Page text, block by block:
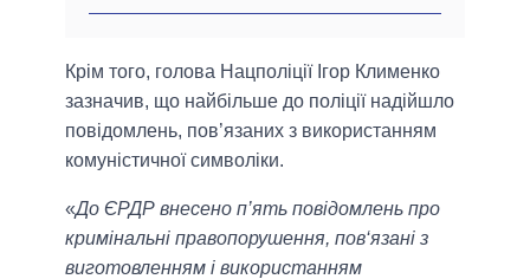
Крім того, голова Нацполіції Ігор Клименко
зазначив, що найбільше до поліції надійшло
повідомлень, пов’язаних з використанням
комуністичної символіки.
«До ЄРДР внесено п’ять повідомлень про
кримінальні правопорушення, пов‘язані з
виготовленням і використанням